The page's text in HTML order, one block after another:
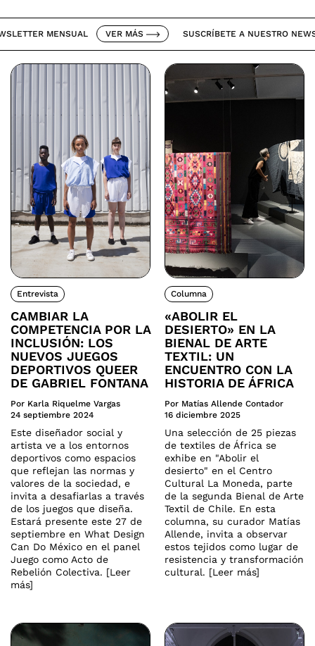
MENSUAL VER MÁS SUSCRÍBETE A NUESTRO
Entrevista
CAMBIAR LA
COMPETENCIA POR LA
INCLUSIÓN: LOS
NUEVOS JUEGOS
DEPORTIVOS QUEER
DE GABRIEL FONTANA
Por Karla Riquelme Vargas
24 septiembre 2024
Este diseñador social y
artista ve a los entornos
deportivos como espacios
que reflejan las normas y
valores de la sociedad, e
invita a desafiarlas a través
de los juegos que diseña.
Estará presente este 27 de
septiembre en What Design
Can Do México en el panel
Juego como Acto de
Rebelión Colectiva. [Leer
más]
Columna
«ABOLIR EL
DESIERTO» EN LA
BIENAL DE ARTE
TEXTIL: UN
ENCUENTRO CON LA
HISTORIA DE ÁFRICA
Por Matías Allende Contador
16 diciembre 2025
Una selección de 25 piezas
de textiles de África se
exhibe en "Abolir el
desierto" en el Centro
Cultural La Moneda, parte
de la segunda Bienal de Arte
Textil de Chile. En esta
columna, su curador Matías
Allende, invita a observar
estos tejidos como lugar de
resistencia y transformación
cultural. [Leer más]